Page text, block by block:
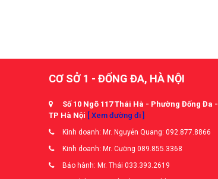
CƠ SỞ 1 - ĐỐNG ĐA, HÀ NỘI
Số 10 Ngõ 117 Thái Hà - Phường Đống Đa -
TP Hà Nội [ Xem đường đi ]
Kinh doanh: Mr. Nguyễn Quang: 092.877.8866
Kinh doanh: Mr. Cường 089.855.3368
Bảo hành: Mr. Thái 033.393.2619